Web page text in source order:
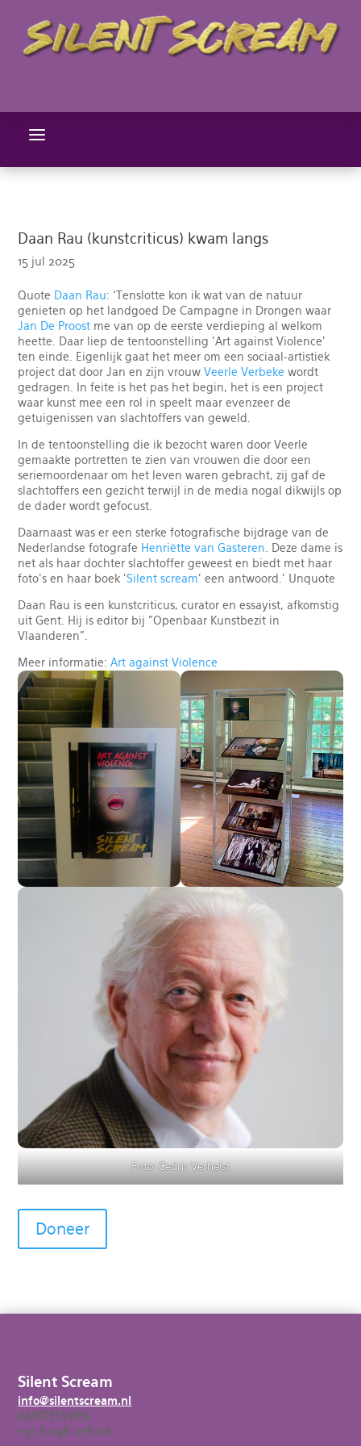
a
Daan Rau (kunstcriticus) kwam langs
15 jul 2025
Quote Daan Rau: ‘Tenslotte kon ik wat van de natuur
genieten op het landgoed De Campagne in Drongen waar
Jan De Proost me van op de eerste verdieping al welkom
heette. Daar liep de tentoonstelling 'Art against Violence'
ten einde. Eigenlijk gaat het meer om een sociaal-artistiek
project dat door Jan en zijn vrouwVeerle Verbeke wordt
gedragen. In feite is het pas het begin, het is een project
waar kunst mee een rol in speelt maar evenzeer de
getuigenissen van slachtoffers van geweld.
In de tentoonstelling die ik bezocht waren door Veerle
gemaakte portretten te zien van vrouwen die door een
seriemoordenaar om het leven waren gebracht, zij gaf de
slachtoffers een gezicht terwijl in de media nogal dikwijls op
de dader wordt gefocust.
Daarnaast was er een sterke fotografische bijdrage van de
Nederlandse fotografe Henriëtte van Gasteren . Deze dame is
net als haar dochter slachtoffer geweest en biedt met haar
foto's en haar boek 'Silent scream' een antwoord.’ Unquote
Daan Rau is een kunstcriticus, curator en essayist, afkomstig
uit Gent. Hij is editor bij "Openbaar Kunstbezit in
Vlaanderen".
Meer informatie: Art against Violence
Foto: Cedric Verhelst
Doneer
Silent Scream
info@silentscream.nl
AMSTELVEEN
+31 6 296 276 06